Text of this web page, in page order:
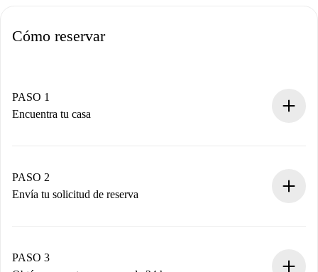
Cómo reservar
PASO 1
Encuentra tu casa
Tienes toda la información necesaria por adelantado.
PASO 2
Envía tu solicitud de reserva
propietario acepte.
PASO 3